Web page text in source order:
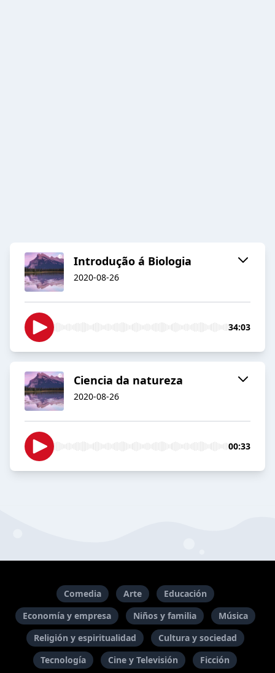
Introdução á Biologia
2020-08-26
34:03
Ciencia da natureza
2020-08-26
00:33
Comedia Arte
Educación
Economía y empresa
Niños y familia
Música
Religión y espiritualidad
Cultura y sociedad
Tecnología
Cine y Televisión Ficción